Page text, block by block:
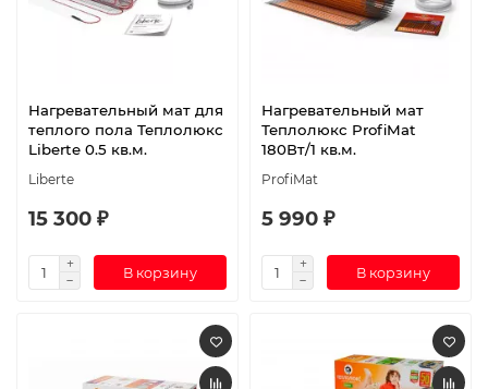
Нагревательный мат для
теплого пола Теплолюкс
Liberte 0.5 кв.м.
Liberte
15 300 ₽
В корзину
Нагревательный мат
Теплолюкс ProfiMat
180Вт/1 кв.м.
ProfiMat
5 990 ₽
В корзину